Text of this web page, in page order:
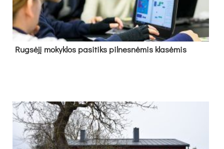
Rug­sė­jį mo­kyk­los pa­si­tiks pil­nes­nė­mis kla­sė­mis